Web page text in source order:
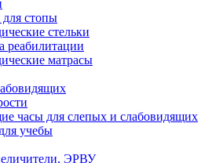
для стопы
стельки
реабилитации
матраcы
часы для слепых и слабовидящих
учебы
ЭРВУ